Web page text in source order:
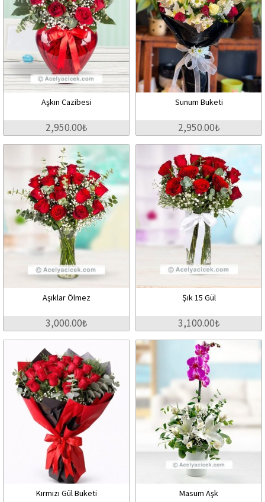
Aşkın Cazibesi
2,950.00₺
Sunum Buketi
2,950.00₺
Aşıklar Ölmez
3,000.00₺
Şık 15 Gül
3,100.00₺
Kırmızı Gül Buketi Masum Aşk